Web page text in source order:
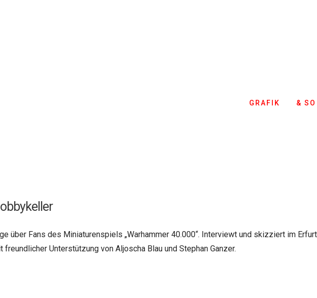
GRAFIK & SO
über Fans des Miniaturenspiels „Warhammer 40.000“. Interviewt und skizziert im
freundlicher Unterstützung von Aljoscha Blau und Stephan Ganzer.